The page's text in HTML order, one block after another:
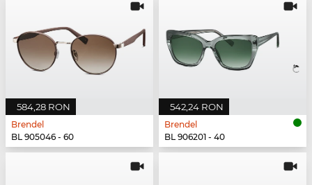
584,28 RON
Brendel
BL 905046 - 60
542,24 RON
Brendel
BL 906201 - 40